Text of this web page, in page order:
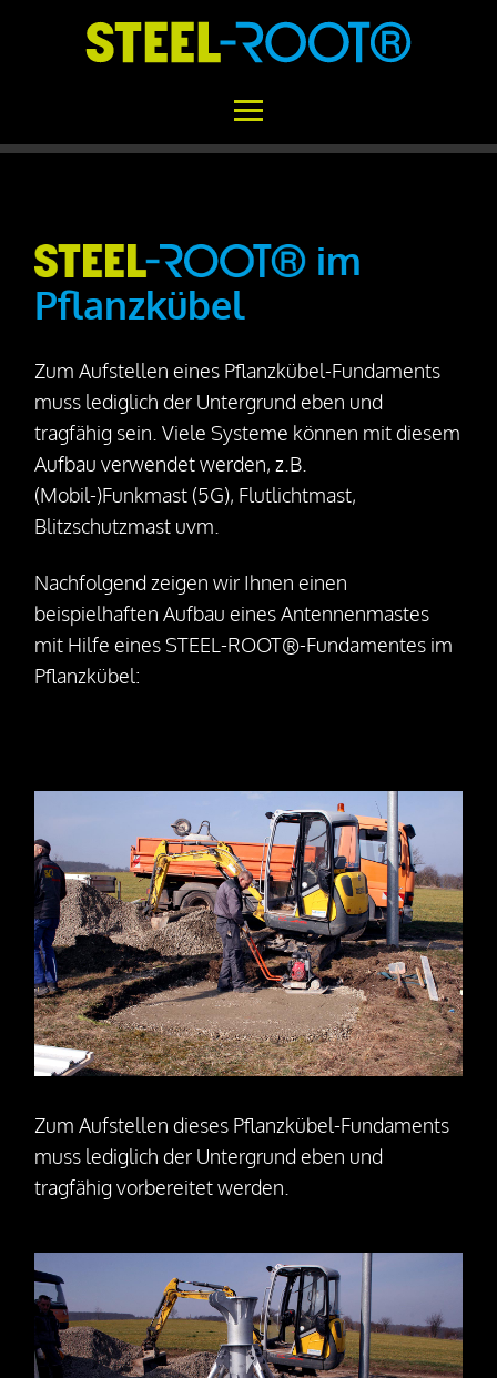
STEEL-ROOT®
Einsatzgebiete
Aufbau
Beton vs. STEEL-ROOT®
Variabilität
Bohrfundamente
Unternehmen
Auszeichnungen
25 Jahre SteelRoots
Jobs
Presse
Pressemitteilungen
Downloads
Videos
Kontakt
im
Pflanzkübel
Zum Aufstellen eines Pflanzkübel-Fundaments
muss lediglich der Untergrund eben und
tragfähig sein. Viele Systeme können mit diesem
Aufbau verwendet werden, z.B.
(Mobil-)Funkmast (5G), Flutlichtmast,
Blitzschutzmast uvm.
Nachfolgend zeigen wir Ihnen einen
beispielhaften Aufbau eines Antennenmastes
mit Hilfe eines STEEL-ROOT®-Fundamentes im
Pflanzkübel:
Zum Aufstellen dieses Pflanzkübel-Fundaments
muss lediglich der Untergrund eben und
tragfähig vorbereitet werden.